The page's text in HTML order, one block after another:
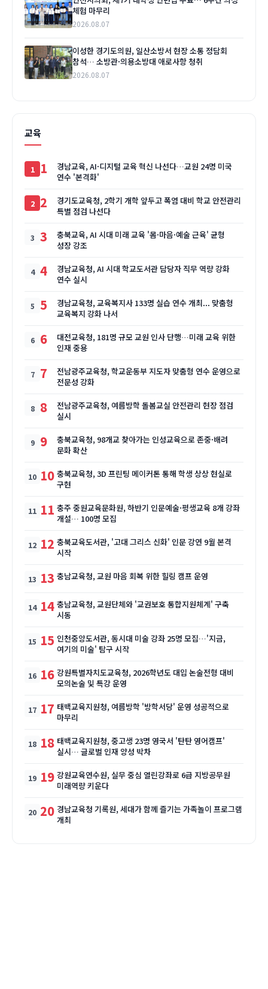
체험 마무리
2026.08.07
이성한 경기도의원, 일산소방서 현장 소통 정담회
참석… 소방관·의용소방대 애로사항 청취
2026.08.07
교육
1
경남교육, AI·디지털 교육 혁신 나선다…교원 24명 미국
연수 '본격화'
2
경기도교육청, 2학기 개학 앞두고 폭염 대비 학교 안전관리
특별 점검 나선다
3
충북교육, AI 시대 미래 교육 '몸·마음·예술 근육' 균형
성장 강조
4
경남교육청, AI 시대 학교도서관 담당자 직무 역량 강화
연수 실시
5
경남교육청, 교육복지사 133명 실습 연수 개최... 맞춤형
교육복지 강화 나서
6
대전교육청, 181명 규모 교원 인사 단행…미래 교육 위한
인재 중용
7
전남광주교육청, 학교운동부 지도자 맞춤형 연수 운영으로
전문성 강화
8
전남광주교육청, 여름방학 돌봄교실 안전관리 현장 점검
실시
9
충북교육청, 98개교 찾아가는 인성교육으로 존중·배려
문화 확산
10 충북교육청, 3D 프린팅 메이커톤 통해 학생 상상 현실로
구현
11 충주 중원교육문화원, 하반기 인문예술·평생교육 8개 강좌
개설… 100명 모집
12 충북교육도서관, '고대 그리스 신화' 인문 강연 9월 본격
시작
13 충남교육청, 교원 마음 회복 위한 힐링 캠프 운영
14 충남교육청, 교원단체와 '교권보호 통합지원체계' 구축
시동
15 인천중앙도서관, 동시대 미술 강좌 25명 모집…'지금,
여기의 미술' 탐구 시작
16 강원특별자치도교육청, 2026학년도 대입 논술전형 대비
모의논술 및 특강 운영
17 태백교육지원청, 여름방학 '방학서당' 운영 성공적으로
마무리
18 태백교육지원청, 중고생 23명 영국서 '탄탄 영어캠프'
실시… 글로벌 인재 양성 박차
19 강원교육연수원, 실무 중심 열린강좌로 6급 지방공무원
미래역량 키운다
20 경남교육청 기록원, 세대가 함께 즐기는 가족놀이 프로그램
개최